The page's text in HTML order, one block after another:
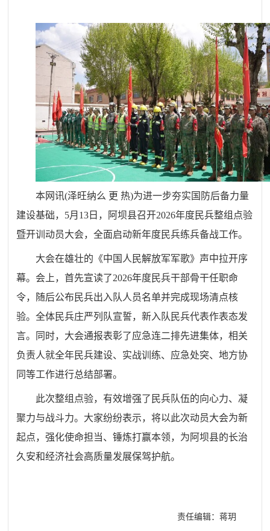
本网讯(泽旺纳么 更 热)为进一步夯实国防后备力量
建设基础，5月13日，阿坝县召开2026年度民兵整组点验
暨开训动员大会，全面启动新年度民兵练兵备战工作。
大会在雄壮的《中国人民解放军军歌》声中拉开序
幕。会上，首先宣读了2026年度民兵干部骨干任职命
令，随后公布民兵出入队人员名单并完成现场清点核
验。全体民兵庄严列队宣誓，新入队民兵代表作表态发
言。同时，大会通报表彰了应急连二排先进集体，相关
负责人就全年民兵建设、实战训练、应急处突、地方协
同等工作进行总结部署。
此次整组点验，有效增强了民兵队伍的向心力、凝
聚力与战斗力。大家纷纷表示，将以此次动员大会为新
起点，强化使命担当、锤炼打赢本领，为阿坝县的长治
久安和经济社会高质量发展保驾护航。
责任编辑：蒋玥